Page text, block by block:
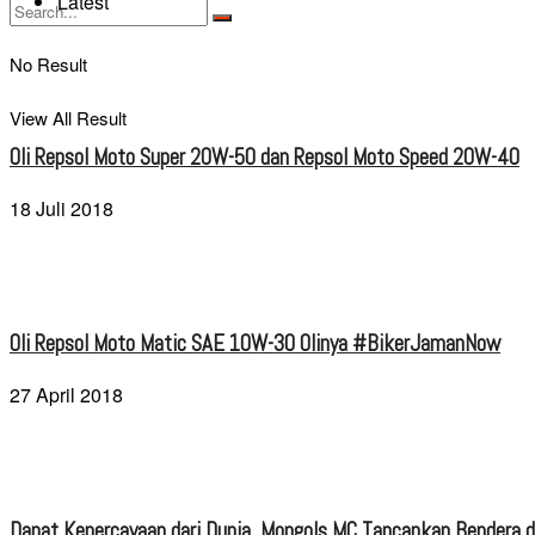
No Result
View All Result
Oli Repsol Moto Super 20W-50 dan Repsol Moto Speed 20W-40
18 Juli 2018
Oli Repsol Moto Matic SAE 10W-30 Olinya #BikerJamanNow
27 April 2018